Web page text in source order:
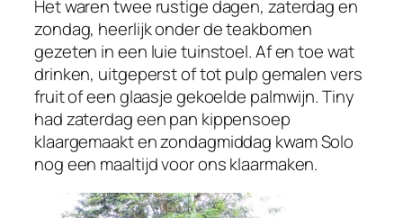
Het waren twee rustige dagen, zaterdag en
zondag, heerlijk onder de teakbomen
gezeten in een luie tuinstoel. Af en toe wat
drinken, uitgeperst of tot pulp gemalen vers
fruit of een glaasje gekoelde palmwijn. Tiny
had zaterdag een pan kippensoep
klaargemaakt en zondagmiddag kwam Solo
nog een maaltijd voor ons klaarmaken.